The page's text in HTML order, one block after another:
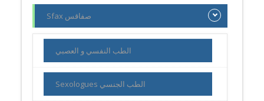
Sfax صفاقس
الطب النفسي و العصبي
Sexologues الطب الجنسي